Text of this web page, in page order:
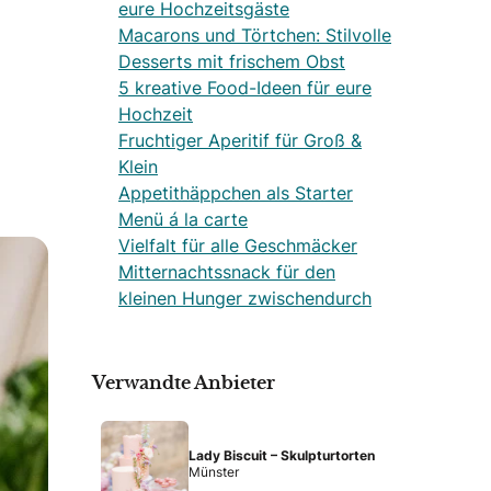
eure Hochzeitsgäste
Macarons und Törtchen: Stilvolle
Desserts mit frischem Obst
5 kreative Food-Ideen für eure
Hochzeit
Fruchtiger Aperitif für Groß &
Klein
Appetithäppchen als Starter
Menü á la carte
Vielfalt für alle Geschmäcker
Mitternachtssnack für den
kleinen Hunger zwischendurch
Verwandte Anbieter
Lady Biscuit – Skulpturtorten
Münster